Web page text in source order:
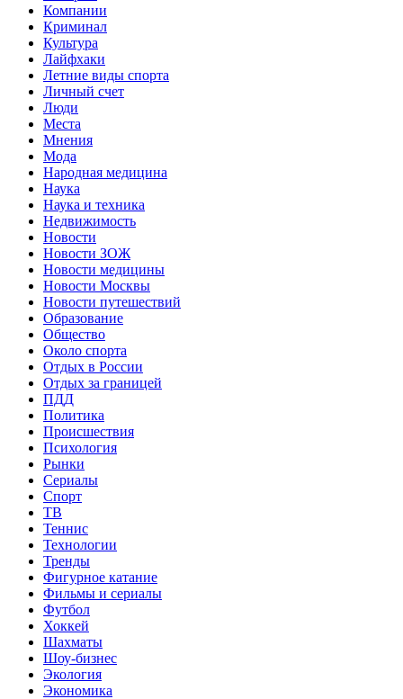
Компании
Криминал
Культура
Лайфхаки
Летние виды спорта
Личный счет
Люди
Места
Мнения
Мода
Народная медицина
Наука
Наука и техника
Недвижимость
Новости
Новости ЗОЖ
Новости медицины
Новости Москвы
Новости путешествий
Образование
Общество
Около спорта
Отдых в России
Отдых за границей
ПДД
Политика
Происшествия
Психология
Рынки
Сериалы
Спорт
ТВ
Теннис
Технологии
Тренды
Фигурное катание
Фильмы и сериалы
Футбол
Хоккей
Шахматы
Шоу-бизнес
Экология
Экономика